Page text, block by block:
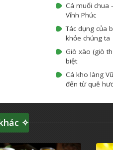
Cá muối chua
Vĩnh Phúc
Tác dụng của
khỏe chúng ta
Giò xào (giò
biệt
Cá kho làng
đến từ quê
✧